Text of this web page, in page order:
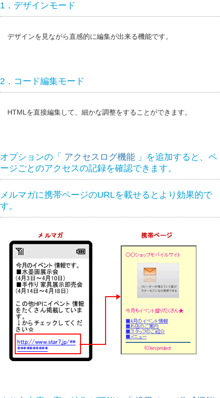
1．デザインモード
デザインを見ながら直感的に編集が出来る機能です。
2．コード編集モード
HTMLを直接編集して、細かな調整をすることができます。
オプションの「 アクセスログ機能 」を追加すると、ペ
ージごとのアクセスの記録を確認できます。
メルマガに携帯ページのURLを載せるとより効果的で
す。